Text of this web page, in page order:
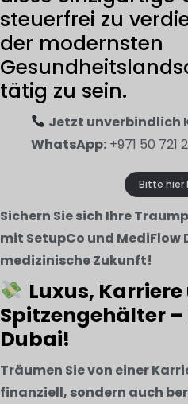
steuerfrei zu
der modernsten
tätig zu sein.
Jetzt unverbindlich
WhatsApp:+971 50 721
Bitte hier
Sichern Sie sich Ihre
mit SetupCo und
medizinische Zukunft!
Luxus,
Spitzengehälter –
Dubai!
Träumen Sie von einer
finanziell, sondern auch